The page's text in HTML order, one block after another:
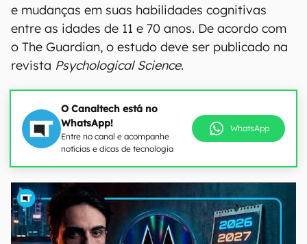
e mudanças em suas habilidades cognitivas
entre as idades de 11 e 70 anos. De acordo com
o The Guardian, o estudo deve ser publicado na
revista Psychological Science.
O Canaltech está no
WhatsApp!
Entre no canal e acompanhe
notícias e dicas de tecnologia
WhatsApp